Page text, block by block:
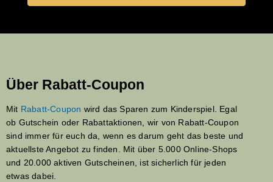
Über Rabatt-Coupon
Mit Rabatt-Coupon wird das Sparen zum Kinderspiel. Egal
ob Gutschein oder Rabattaktionen, wir von Rabatt-Coupon
sind immer für euch da, wenn es darum geht das beste und
aktuellste Angebot zu finden. Mit über 5.000 Online-Shops
und 20.000 aktiven Gutscheinen, ist sicherlich für jeden
etwas dabei.